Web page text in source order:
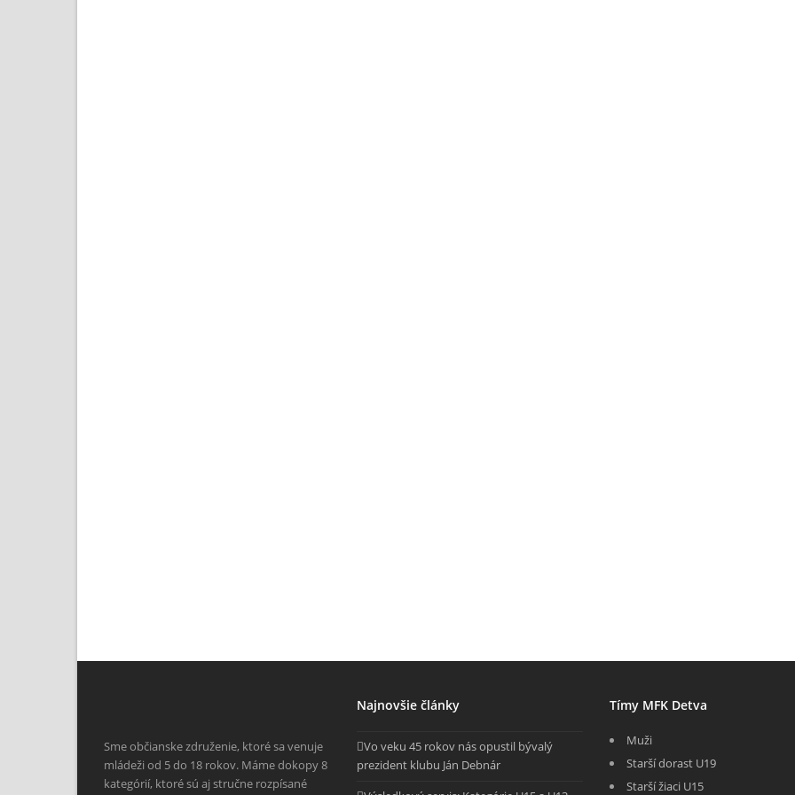
Sme občianske združenie, ktoré sa venuje
mládeži od 5 do 18 rokov. Máme dokopy 8
kategórií, ktoré sú aj stručne rozpísané
Najnovšie články
Vo veku 45 rokov nás opustil bývalý
prezident klubu Ján Debnár
Tímy MFK Detva
Muži
Starší dorast U19
Starší žiaci U15